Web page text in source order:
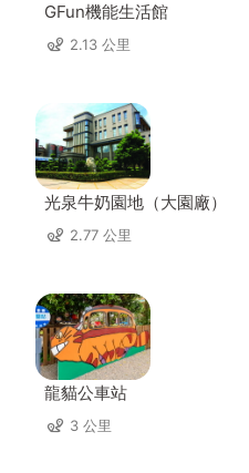
GFun機能生活館
2.13 公里
光泉牛奶園地（大園廠）
2.77 公里
龍貓公車站
3 公里